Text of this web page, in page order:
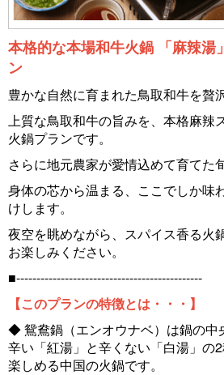
本格的な本場和牛火鍋 「麻辣湯
ン
豊かな自然に育まれた鳥取和牛を贅
上質な鳥取和牛の旨みを、本格麻辣
火鍋プランです。
さらに地元農家が愛情込めて育てた
身体の芯から温まる、ここでしか味
けします。
夜空を眺めながら、スパイス香る火
お楽しみください。
■----------------------------------------------
【このプランの特徴とは・・・】
◆ 鴛鴦鍋（エンオウナベ）は鍋の中
辛い「紅湯」と辛くない「白湯」の
楽しめる中国の火鍋です。